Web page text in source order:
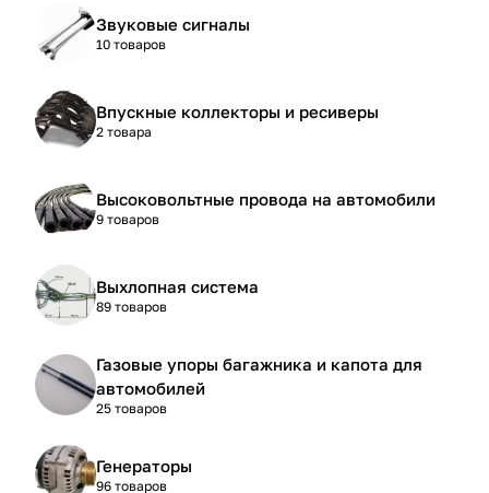
Звуковые сигналы
10 товаров
Впускные коллекторы и ресиверы
2 товара
Высоковольтные провода на автомобили
9 товаров
Выхлопная система
89 товаров
Газовые упоры багажника и капота для
автомобилей
25 товаров
Генераторы
96 товаров